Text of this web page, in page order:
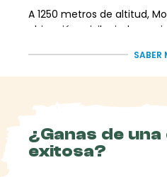
A 1250 metros de altitud,
ubicación privilegiada con
Coches, situada a 1450
punto de partida ideal
montaña. Tanto si viaja
esquí inolvidables con
descubrir.
SABER
¿Ganas de
exitosa?